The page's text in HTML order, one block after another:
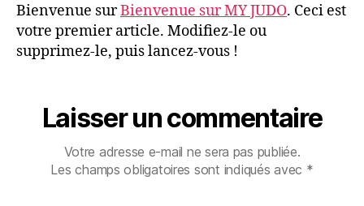
Bienvenue surBienvenue sur MY JUDO. Ceci est
votre premier article. Modifiez-le ou
supprimez-le, puis lancez-vous !
Laisser un commentaire
Votre adresse e-mail ne sera pas publiée.
Les champs obligatoires sont indiqués avec *